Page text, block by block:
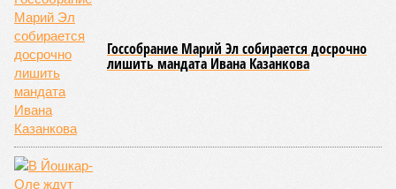
для последовательного повышения их квалификации.
Керешу представляет собой традиционное единоборство,
уходящее корнями в культуру чувашского народа. Схватка
проходит следующим образом: соперники располагаются
лицом друг к другу, при этом через пояс каждого из них
перекинуто специальное матерчатое полотенце;
удерживаясь за этот элемент экипировки, борцы вступают
в противоборство, основная задача которого заключается в
том, чтобы опрокинуть противника.